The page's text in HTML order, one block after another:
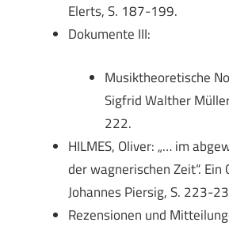
Elerts, S. 187-199.
Dokumente III:
Musiktheoretische
Sigfrid Walther
222.
HILMES, Oliver: „… im
der wagnerischen Zeit“. Ein
Johannes Piersig, S. 223-
Rezensionen und